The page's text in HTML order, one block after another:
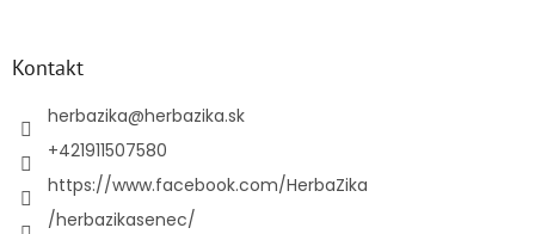
Kontakt
herbazika@herbazika.sk
+421911507580
https://www.facebook.com/HerbaZika
/herbazikasenec/